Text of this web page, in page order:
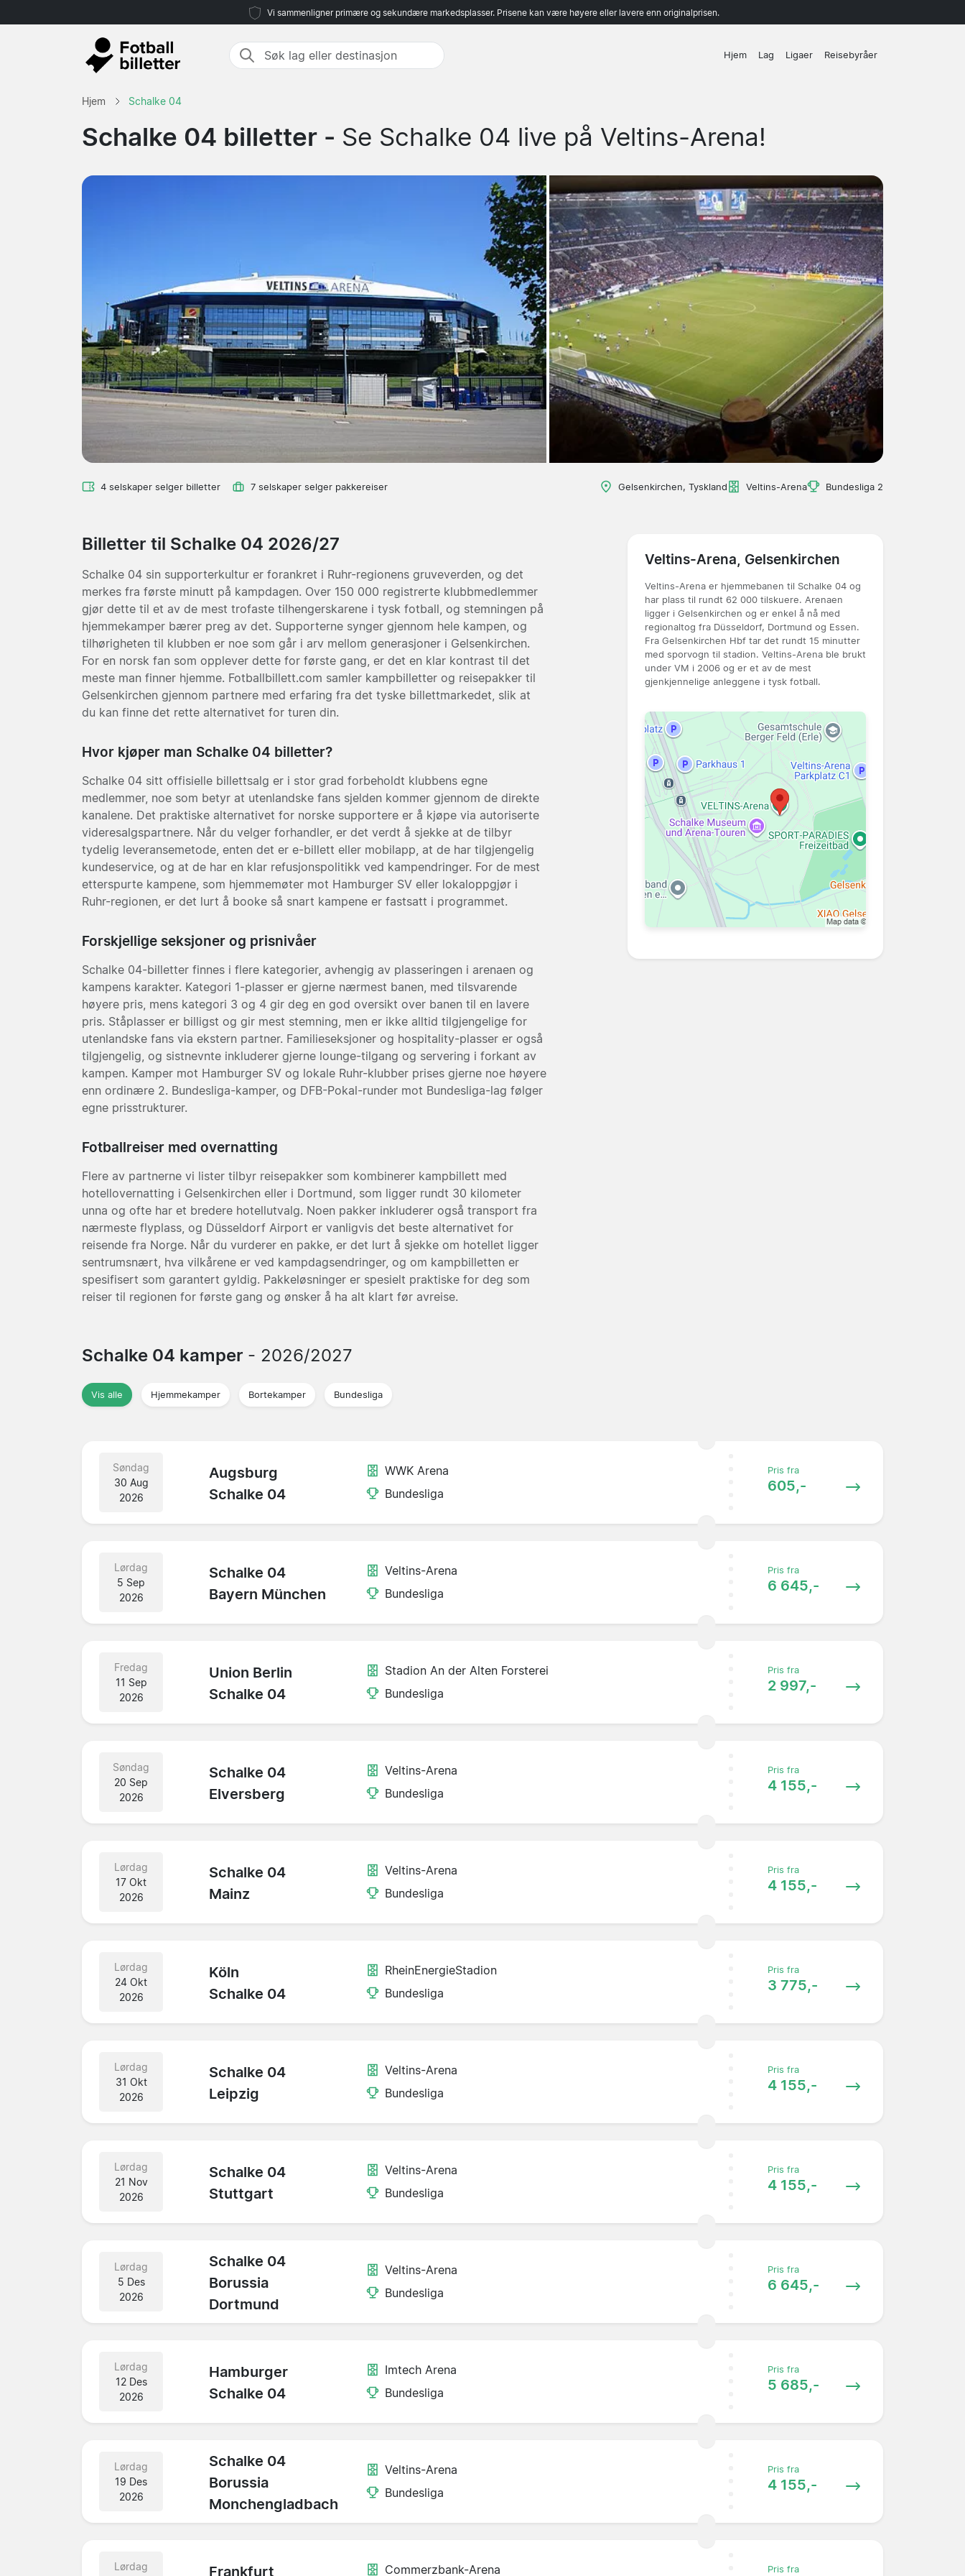
Vi sammenligner primære og sekundære markedsplasser. Prisene kan være høyere eller lavere enn originalprisen.
Hjem Lag Ligaer Reisebyråer
Hjem Schalke 04
Schalke 04 billetter - Se Schalke 04 live på Veltins-Arena!
4 selskaper selger billetter 7 selskaper selger pakkereiser Gelsenkirchen, Tyskland Veltins-Arena Bundesliga 2
Billetter til Schalke 04 2026/27
Schalke 04 sin supporterkultur er forankret i Ruhr-regionens gruveverden, og det
merkes fra første minutt på kampdagen. Over 150 000 registrerte klubbmedlemmer
gjør dette til et av de mest trofaste tilhengerskarene i tysk fotball, og stemningen på
hjemmekamper bærer preg av det. Supporterne synger gjennom hele kampen, og
tilhørigheten til klubben er noe som går i arv mellom generasjoner i Gelsenkirchen.
For en norsk fan som opplever dette for første gang, er det en klar kontrast til det
meste man finner hjemme. Fotballbillett.com samler kampbilletter og reisepakker til
Gelsenkirchen gjennom partnere med erfaring fra det tyske billettmarkedet, slik at
du kan finne det rette alternativet for turen din.
Hvor kjøper man Schalke 04 billetter?
Schalke 04 sitt offisielle billettsalg er i stor grad forbeholdt klubbens egne
medlemmer, noe som betyr at utenlandske fans sjelden kommer gjennom de direkte
kanalene. Det praktiske alternativet for norske supportere er å kjøpe via autoriserte
videresalgspartnere. Når du velger forhandler, er det verdt å sjekke at de tilbyr
tydelig leveransemetode, enten det er e-billett eller mobilapp, at de har tilgjengelig
kundeservice, og at de har en klar refusjonspolitikk ved kampendringer. For de mest
etterspurte kampene, som hjemmemøter mot Hamburger SV eller lokaloppgjør i
Ruhr-regionen, er det lurt å booke så snart kampene er fastsatt i programmet.
Forskjellige seksjoner og prisnivåer
Schalke 04-billetter finnes i flere kategorier, avhengig av plasseringen i arenaen og
kampens karakter. Kategori 1-plasser er gjerne nærmest banen, med tilsvarende
høyere pris, mens kategori 3 og 4 gir deg en god oversikt over banen til en lavere
pris. Ståplasser er billigst og gir mest stemning, men er ikke alltid tilgjengelige for
utenlandske fans via ekstern partner. Familieseksjoner og hospitality-plasser er også
tilgjengelig, og sistnevnte inkluderer gjerne lounge-tilgang og servering i forkant av
kampen. Kamper mot Hamburger SV og lokale Ruhr-klubber prises gjerne noe høyere
enn ordinære 2. Bundesliga-kamper, og DFB-Pokal-runder mot Bundesliga-lag følger
egne prisstrukturer.
Fotballreiser med overnatting
Flere av partnerne vi lister tilbyr reisepakker som kombinerer kampbillett med
hotellovernatting i Gelsenkirchen eller i Dortmund, som ligger rundt 30 kilometer
unna og ofte har et bredere hotellutvalg. Noen pakker inkluderer også transport fra
nærmeste flyplass, og Düsseldorf Airport er vanligvis det beste alternativet for
reisende fra Norge. Når du vurderer en pakke, er det lurt å sjekke om hotellet ligger
sentrumsnært, hva vilkårene er ved kampdagsendringer, og om kampbilletten er
spesifisert som garantert gyldig. Pakkeløsninger er spesielt praktiske for deg som
reiser til regionen for første gang og ønsker å ha alt klart før avreise.
Veltins-Arena, Gelsenkirchen
Veltins-Arena er hjemmebanen til Schalke 04 og
har plass til rundt 62 000 tilskuere. Arenaen
ligger i Gelsenkirchen og er enkel å nå med
regionaltog fra Düsseldorf, Dortmund og Essen.
Fra Gelsenkirchen Hbf tar det rundt 15 minutter
med sporvogn til stadion. Veltins-Arena ble brukt
under VM i 2006 og er et av de mest
gjenkjennelige anleggene i tysk fotball.
Schalke 04 kamper - 2026/2027
Vis alle Hjemmekamper Bortekamper Bundesliga
Søndag
30 Aug
2026
Augsburg
Schalke 04
WWK Arena
Bundesliga
Pris fra
605,-
Lørdag
5 Sep
2026
Schalke 04
Bayern München
Veltins-Arena
Bundesliga
Pris fra
6 645,-
Fredag
11 Sep
2026
Union Berlin
Schalke 04
Stadion An der Alten Forsterei
Bundesliga
Pris fra
2 997,-
Søndag
20 Sep
2026
Schalke 04
Elversberg
Veltins-Arena
Bundesliga
Pris fra
4 155,-
Lørdag
17 Okt
2026
Schalke 04
Mainz
Veltins-Arena
Bundesliga
Pris fra
4 155,-
Lørdag
24 Okt
2026
Köln
Schalke 04
RheinEnergieStadion
Bundesliga
Pris fra
3 775,-
Lørdag
31 Okt
2026
Schalke 04
Leipzig
Veltins-Arena
Bundesliga
Pris fra
4 155,-
Lørdag
21 Nov
2026
Schalke 04
Stuttgart
Veltins-Arena
Bundesliga
Pris fra
4 155,-
Lørdag
5 Des
2026
Schalke 04
Borussia
Dortmund
Veltins-Arena
Bundesliga
Pris fra
6 645,-
Lørdag
12 Des
2026
Hamburger
Schalke 04
Imtech Arena
Bundesliga
Pris fra
5 685,-
Lørdag
19 Des
2026
Schalke 04
Borussia
Monchengladbach
Veltins-Arena
Bundesliga
Pris fra
4 155,-
Lørdag
Frankfurt Commerzbank-Arena Pris fra